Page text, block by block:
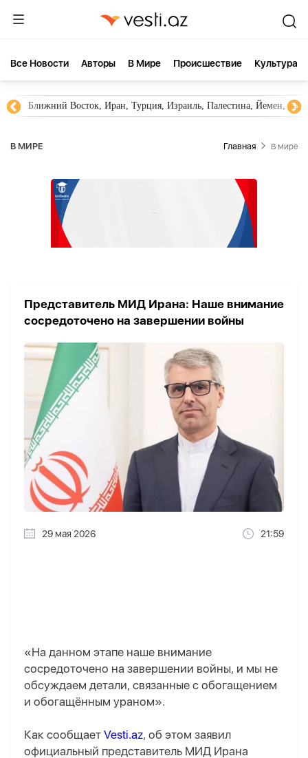
Все Новости Aвторы В Мире Происшествие Культура
Ближний Восток, Иран, Турция, Израиль, Палестина, Йемен,
В МИРЕ Главная В мире
Представитель МИД Ирана: Наше внимание
сосредоточено на завершении войны
29 мая 2026 21:59
«На данном этапе наше внимание
сосредоточено на завершении войны, и мы не
обсуждаем детали, связанные с обогащением
и обогащённым ураном».
Как сообщает Vesti.az, об этом заявил
официальный представитель МИД Ирана